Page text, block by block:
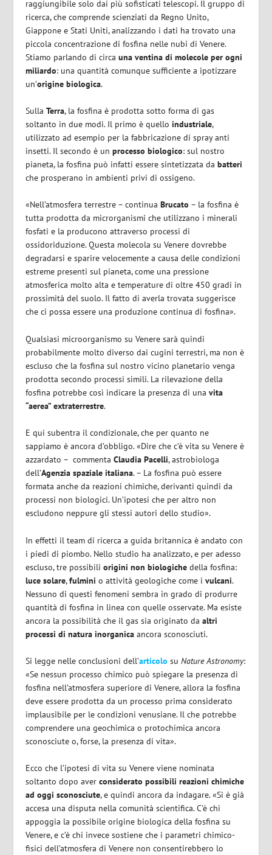
raggiungibile solo dai più sofisticati telescopi. Il gruppo di
ricerca, che comprende scienziati da Regno Unito,
Giappone e Stati Uniti, analizzando i dati ha trovato una
piccola concentrazione di fosfina nelle nubi di Venere.
Stiamo parlando di circauna ventina di molecole per ogni
miliardo: una quantità comunque sufficiente a ipotizzare
un’origine biologica.
SullaTerra, la fosfina è prodotta sotto forma di gas
soltanto in due modi. Il primo è quelloindustriale,
utilizzato ad esempio per la fabbricazione di spray anti
insetti. Il secondo è unprocesso biologico: sul nostro
pianeta, la fosfina può infatti essere sintetizzata dabatteri
che prosperano in ambienti privi di ossigeno.
«Nell’atmosfera terrestre – continuaBrucato – la fosfina è
tutta prodotta da microrganismi che utilizzano i minerali
fosfati e la producono attraverso processi di
ossidoriduzione. Questa molecola su Venere dovrebbe
degradarsi e sparire velocemente a causa delle condizioni
estreme presenti sul pianeta, come una pressione
atmosferica molto alta e temperature di oltre 450 gradi in
prossimità del suolo. Il fatto di averla trovata suggerisce
che ci possa essere una produzione continua di fosfina».
Qualsiasi microorganismo su Venere sarà quindi
probabilmente molto diverso dai cugini terrestri, ma non è
escluso che la fosfina sul nostro vicino planetario venga
prodotta secondo processi simili. La rilevazione della
fosfina potrebbe così indicare la presenza di unavita
“aerea” extraterrestre.
E qui subentra il condizionale, che per quanto ne
sappiamo è ancora d’obbligo. «Dire che c’è vita su Venere è
azzardato – commentaClaudia Pacelli, astrobiologa
dell’Agenzia spaziale italiana. – La fosfina può essere
formata anche da reazioni chimiche, derivanti quindi da
processi non biologici. Un’ipotesi che per altro non
escludono neppure gli stessi autori dello studio».
In effetti il team di ricerca a guida britannica è andato con
i piedi di piombo. Nello studio ha analizzato, e per adesso
escluso, tre possibiliorigini non biologiche della fosfina:
luce solare,fulmini o attività geologiche come ivulcani.
Nessuno di questi fenomeni sembra in grado di produrre
quantità di fosfina in linea con quelle osservate. Ma esiste
ancora la possibilità che il gas sia originato daaltri
processi di natura inorganica ancora sconosciuti.
Si legge nelle conclusioni dell’articolo suNature Astronomy:
«Se nessun processo chimico può spiegare la presenza di
fosfina nell’atmosfera superiore di Venere, allora la fosfina
deve essere prodotta da un processo prima considerato
implausibile per le condizioni venusiane. Il che potrebbe
comprendere una geochimica o protochimica ancora
sconosciute o, forse, la presenza di vita».
Ecco che l’ipotesi di vita su Venere viene nominata
soltanto dopo averconsiderato possibili reazioni chimiche
ad oggi sconosciute, e quindi ancora da indagare. «Si è già
accesa una disputa nella comunità scientifica. C’è chi
appoggia la possibile origine biologica della fosfina su
Venere, e c’è chi invece sostiene che i parametri chimico-
fisici dell’atmosfera di Venere non consentirebbero lo